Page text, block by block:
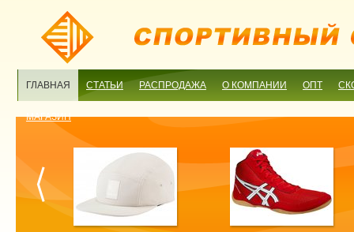
ГЛАВНАЯ СТАТЬИ РАСПРОДАЖА О КОМПАНИИ ОПТ
МАГАЗИН